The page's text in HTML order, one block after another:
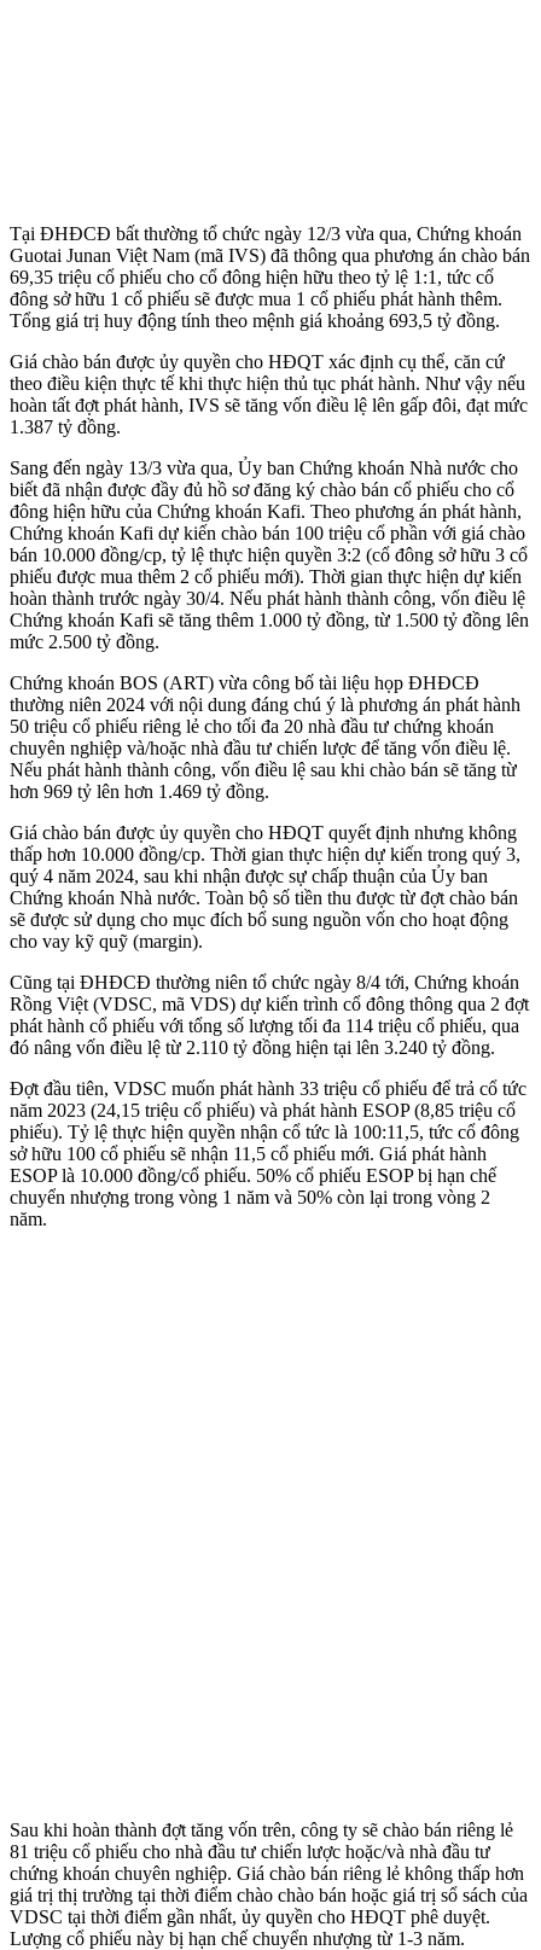
Tại ĐHĐCĐ bất thường tổ chức ngày 12/3 vừa qua, Chứng khoán
Guotai Junan Việt Nam (mã IVS) đã thông qua phương án chào bán
69,35 triệu cổ phiếu cho cổ đông hiện hữu theo tỷ lệ 1:1, tức cổ
đông sở hữu 1 cổ phiếu sẽ được mua 1 cổ phiếu phát hành thêm.
Tổng giá trị huy động tính theo mệnh giá khoảng 693,5 tỷ đồng.
Giá chào bán được ủy quyền cho HĐQT xác định cụ thể, căn cứ
theo điều kiện thực tế khi thực hiện thủ tục phát hành. Như vậy nếu
hoàn tất đợt phát hành, IVS sẽ tăng vốn điều lệ lên gấp đôi, đạt mức
1.387 tỷ đồng.
Sang đến ngày 13/3 vừa qua, Ủy ban Chứng khoán Nhà nước cho
biết đã nhận được đầy đủ hồ sơ đăng ký chào bán cổ phiếu cho cổ
đông hiện hữu của Chứng khoán Kafi. Theo phương án phát hành,
Chứng khoán Kafi dự kiến chào bán 100 triệu cổ phần với giá chào
bán 10.000 đồng/cp, tỷ lệ thực hiện quyền 3:2 (cổ đông sở hữu 3 cổ
phiếu được mua thêm 2 cổ phiếu mới). Thời gian thực hiện dự kiến
hoàn thành trước ngày 30/4. Nếu phát hành thành công, vốn điều lệ
Chứng khoán Kafi sẽ tăng thêm 1.000 tỷ đồng, từ 1.500 tỷ đồng lên
mức 2.500 tỷ đồng.
Chứng khoán BOS (ART) vừa công bố tài liệu họp ĐHĐCĐ
thường niên 2024 với nội dung đáng chú ý là phương án phát hành
50 triệu cổ phiếu riêng lẻ cho tối đa 20 nhà đầu tư chứng khoán
chuyên nghiệp và/hoặc nhà đầu tư chiến lược để tăng vốn điều lệ.
Nếu phát hành thành công, vốn điều lệ sau khi chào bán sẽ tăng từ
hơn 969 tỷ lên hơn 1.469 tỷ đồng.
Giá chào bán được ủy quyền cho HĐQT quyết định nhưng không
thấp hơn 10.000 đồng/cp. Thời gian thực hiện dự kiến trong quý 3,
quý 4 năm 2024, sau khi nhận được sự chấp thuận của Ủy ban
Chứng khoán Nhà nước. Toàn bộ số tiền thu được từ đợt chào bán
sẽ được sử dụng cho mục đích bổ sung nguồn vốn cho hoạt động
cho vay kỹ quỹ (margin).
Cũng tại ĐHĐCĐ thường niên tổ chức ngày 8/4 tới, Chứng khoán
Rồng Việt (VDSC, mã VDS) dự kiến trình cổ đông thông qua 2 đợt
phát hành cổ phiếu với tổng số lượng tối đa 114 triệu cổ phiếu, qua
đó nâng vốn điều lệ từ 2.110 tỷ đồng hiện tại lên 3.240 tỷ đồng.
Đợt đầu tiên, VDSC muốn phát hành 33 triệu cổ phiếu để trả cổ tức
năm 2023 (24,15 triệu cổ phiếu) và phát hành ESOP (8,85 triệu cổ
phiếu). Tỷ lệ thực hiện quyền nhận cổ tức là 100:11,5, tức cổ đông
sở hữu 100 cổ phiếu sẽ nhận 11,5 cổ phiếu mới. Giá phát hành
ESOP là 10.000 đồng/cổ phiếu. 50% cổ phiếu ESOP bị hạn chế
chuyển nhượng trong vòng 1 năm và 50% còn lại trong vòng 2
năm.
Sau khi hoàn thành đợt tăng vốn trên, công ty sẽ chào bán riêng lẻ
81 triệu cổ phiếu cho nhà đầu tư chiến lược hoặc/và nhà đầu tư
chứng khoán chuyên nghiệp. Giá chào bán riêng lẻ không thấp hơn
giá trị thị trường tại thời điểm chào chào bán hoặc giá trị sổ sách của
VDSC tại thời điểm gần nhất, ủy quyền cho HĐQT phê duyệt.
Lượng cổ phiếu này bị hạn chế chuyển nhượng từ 1-3 năm.